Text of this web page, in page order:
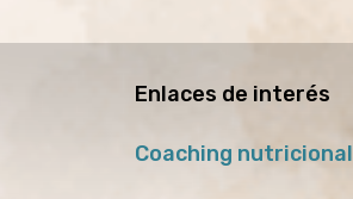
Enlaces de interés
Coaching nutricional